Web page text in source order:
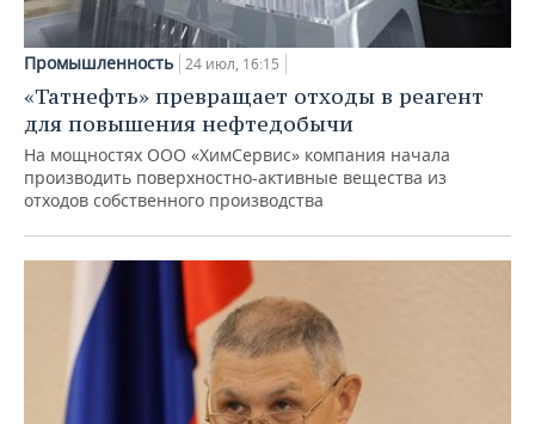
Промышленность 24 июл, 16:15
«Татнефть» превращает отходы в реагент
для повышения нефтедобычи
На мощностях ООО «ХимСервис» компания начала
производить поверхностно-активные вещества из
отходов собственного производства